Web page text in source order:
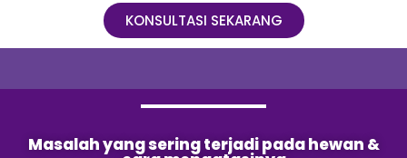
KONSULTASI SEKARANG
Masalah yang sering terjadi pada hewan &